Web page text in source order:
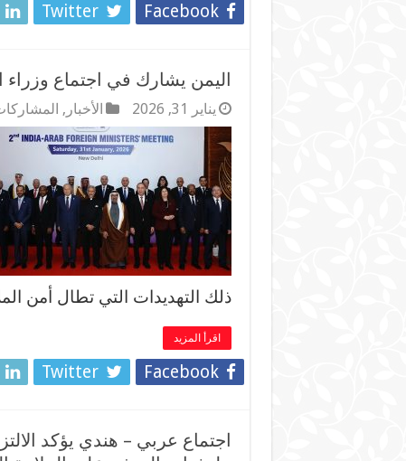
Facebook
Twitter
اليمن يشارك في اجتماع وزراء
يناير 31, 2026 الأخبار ,
ذلك التهديدات التي تطال أمن
اقرأ المزيد
Facebook
Twitter
اجتماع عربي – هندي يؤكد